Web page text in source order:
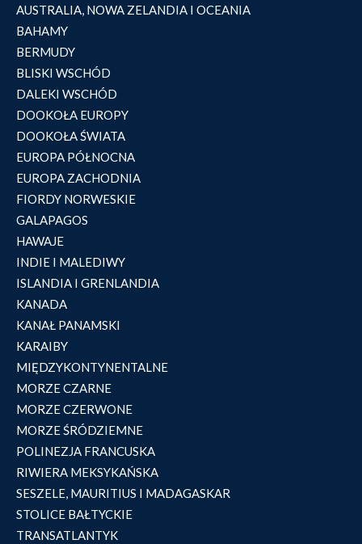
AUSTRALIA, NOWA ZELANDIA I OCEANIA
BAHAMY
BERMUDY
BLISKI WSCHÓD
DALEKI WSCHÓD
DOOKOŁA EUROPY
DOOKOŁA ŚWIATA
EUROPA PÓŁNOCNA
EUROPA ZACHODNIA
FIORDY NORWESKIE
GALAPAGOS
HAWAJE
INDIE I MALEDIWY
ISLANDIA I GRENLANDIA
KANADA
KANAŁ PANAMSKI
KARAIBY
MIĘDZYKONTYNENTALNE
MORZE CZARNE
MORZE CZERWONE
MORZE ŚRÓDZIEMNE
POLINEZJA FRANCUSKA
RIWIERA MEKSYKAŃSKA
SESZELE, MAURITIUS I MADAGASKAR
STOLICE BAŁTYCKIE
TRANSATLANTYK